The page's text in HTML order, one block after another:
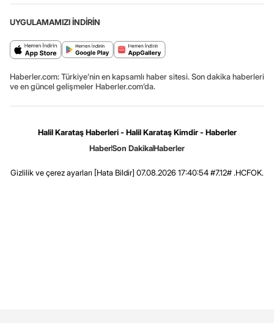
UYGULAMAMIZI İNDİRİN
Haberler.com: Türkiye’nin en kapsamlı haber sitesi. Son dakika haberleri
ve en güncel gelişmeler Haberler.com’da.
Halil Karataş Haberleri - Halil Karataş Kimdir - Haberler
HaberSon DakikaHaberler
Gizlilik ve çerez ayarları [Hata Bildir] 07.08.2026 17:40:54 #7.12# .HCFOK.